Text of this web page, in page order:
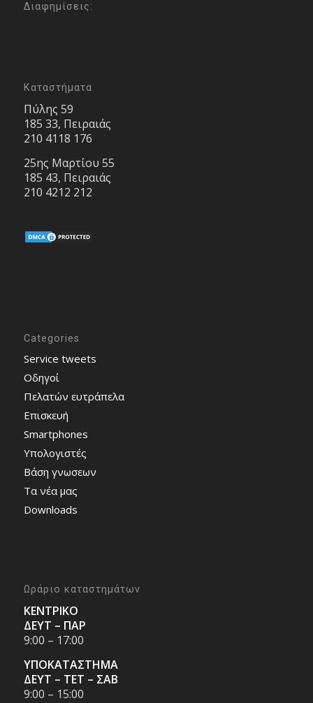
Διαφημίσεις:
Καταστήματα
Πύλης 59
185 33, Πειραιάς
210 4118 176
25ης Μαρτίου 55
185 43, Πειραιάς
210 4212 212
Categories
Service tweets
Οδηγοί
Πελατών ευτράπελα
Επισκευή
Smartphones
Υπολογιστές
Bάση γνωσεων
Τα νέα μας
Downloads
Ωράριο καταστημάτων
ΚΕΝΤΡΙΚΟ
ΔΕΥΤ – ΠΑΡ
9:00 – 17:00
ΥΠΟΚΑΤΑΣΤΗΜΑ
ΔΕΥΤ – ΤΕΤ – ΣΑΒ
9:00 – 15:00